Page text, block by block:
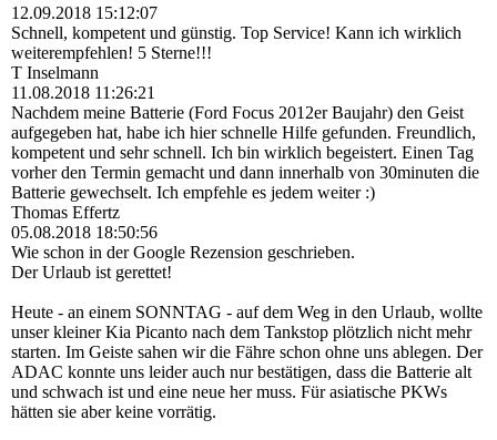
12.09.2018 15:12:07
Schnell, kompetent und günstig. Top Service! Kann ich wirklich
weiterempfehlen! 5 Sterne!!!
T Inselmann
11.08.2018 11:26:21
Nachdem meine Batterie (Ford Focus 2012er Baujahr) den Geist
aufgegeben hat, habe ich hier schnelle Hilfe gefunden. Freundlich,
kompetent und sehr schnell. Ich bin wirklich begeistert. Einen Tag
vorher den Termin gemacht und dann innerhalb von 30minuten die
Batterie gewechselt. Ich empfehle es jedem weiter :)
Thomas Effertz
05.08.2018 18:50:56
Wie schon in der Google Rezension geschrieben.
Der Urlaub ist gerettet!
Heute - an einem SONNTAG - auf dem Weg in den Urlaub, wollte
unser kleiner Kia Picanto nach dem Tankstop plötzlich nicht mehr
starten. Im Geiste sahen wir die Fähre schon ohne uns ablegen. Der
ADAC konnte uns leider auch nur bestätigen, dass die Batterie alt
und schwach ist und eine neue her muss. Für asiatische PKWs
hätten sie aber keine vorrätig.